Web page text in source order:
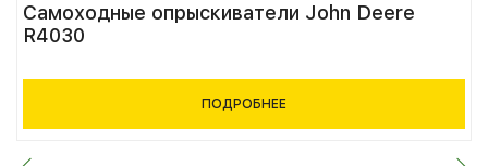
Самоходные опрыскиватели John Deere
R4030
ПОДРОБНЕЕ